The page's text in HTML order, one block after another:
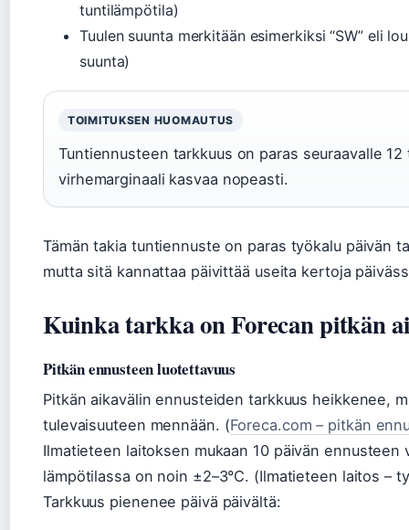
tuntilämpötila)
Tuulen suunta merkitään esimerkiksi “SW” eli
suunta)
TOIMITUKSEN HUOMAUTUS
Tuntiennusteen tarkkuus on paras seuraavalle
virhemarginaali kasvaa nopeasti.
Tämän takia tuntiennuste on paras työkalu päivän
mutta sitä kannattaa päivittää useita kertoja
Kuinka tarkka on Forecan pitkän
Pitkän ennusteen luotettavuus
Pitkän aikavälin ennusteiden tarkkuus heikkenee,
tulevaisuuteen mennään. (Foreca.com – pitkän
Ilmatieteen laitoksen mukaan 10 päivän ennusteen
lämpötilassa on noin ±2–3°C. (Ilmatieteen laitos –
Tarkkuus pienenee päivä päivältä: